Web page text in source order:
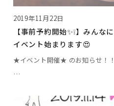
2019年11月22日
【事前予約開始✨❕】みん
イベント始まります😍
★イベント開催★ のお知らせ！
…